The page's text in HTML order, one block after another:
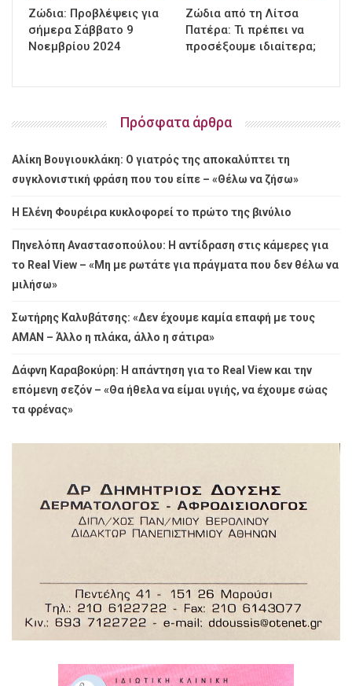
Ζώδια: Προβλέψεις για
σήμερα Σάββατο 9
Νοεμβρίου 2024
Ζώδια από τη Λίτσα
Πατέρα: Τι πρέπει να
προσέξουμε ιδιαίτερα;
Πρόσφατα άρθρα
Αλίκη Βουγιουκλάκη: Ο γιατρός της αποκαλύπτει τη
συγκλονιστική φράση που του είπε – «Θέλω να ζήσω»
Η Ελένη Φουρέιρα κυκλοφορεί το πρώτο της βινύλιο
Πηνελόπη Αναστασοπούλου: Η αντίδραση στις κάμερες για
το Real View – «Μη με ρωτάτε για πράγματα που δεν θέλω να
μιλήσω»
Σωτήρης Καλυβάτσης: «Δεν έχουμε καμία επαφή με τους
ΑΜΑΝ – Άλλο η πλάκα, άλλο η σάτιρα»
Δάφνη Καραβοκύρη: Η απάντηση για το Real View και την
επόμενη σεζόν – «Θα ήθελα να είμαι υγιής, να έχουμε σώας
τα φρένας»